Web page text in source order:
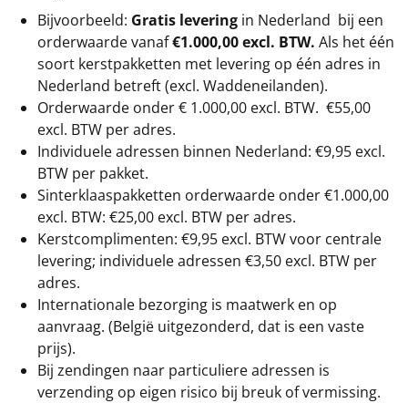
Bijvoorbeeld: Gratis levering in Nederland bij een
orderwaarde vanaf€1.000,00 excl. BTW. Als het één
soort kerstpakketten met levering op één adres in
Nederland betreft (excl. Waddeneilanden).
Orderwaarde onder € 1.000,00 excl. BTW. €55,00
excl. BTW per adres.
Individuele adressen binnen Nederland: €9,95 excl.
BTW per pakket.
Sinterklaaspakketten orderwaarde onder €1.000,00
excl. BTW: €25,00 excl. BTW per adres.
Kerstcomplimenten: €9,95 excl. BTW voor centrale
levering; individuele adressen €3,50 excl. BTW per
adres.
Internationale bezorging is maatwerk en op
aanvraag. (België uitgezonderd, dat is een vaste
prijs).
Bij zendingen naar particuliere adressen is
verzending op eigen risico bij breuk of vermissing.